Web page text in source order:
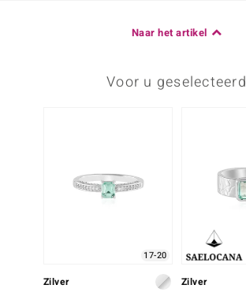
Naar het artikel
Voor u geselecteerd
17-20
Zilver Zilver